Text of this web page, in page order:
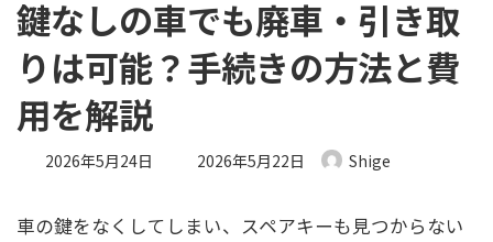
鍵なしの車でも廃車・引き取
りは可能？手続きの方法と費
用を解説
2026年5月24日 最終更新日時 :
2026年5月22日 Shige
車の鍵をなくしてしまい、スペアキーも見つからない